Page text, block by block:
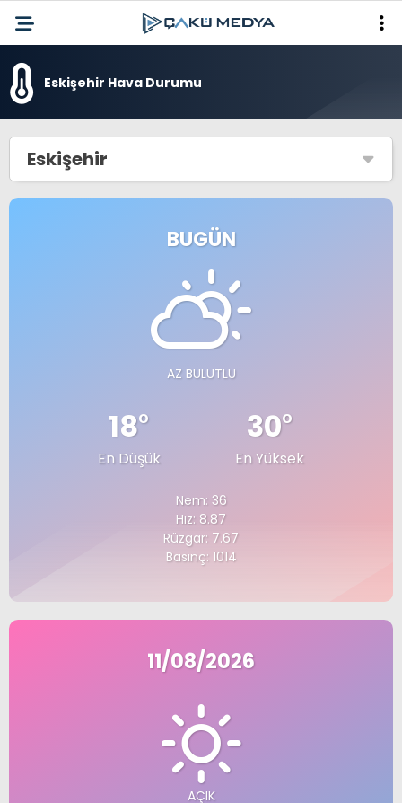
Eskişehir Hava Durumu
Eskişehir
BUGÜN
AZ BULUTLU
18°
En Düşük
30°
En Yüksek
Nem: 36
Hız: 8.87
Rüzgar: 7.67
Basınç: 1014
11/08/2026
AÇIK